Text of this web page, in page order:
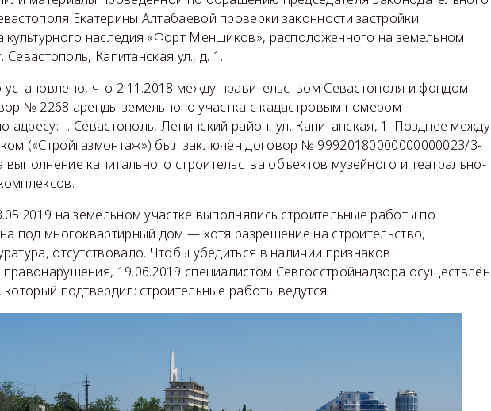
Екатерины Алтабаевой проверки законности застройки
культурного наследия «Форт Меншиков», расположенного на земельном
Севастополь, Капитанская ул., д. 1.
что 2.11.2018 между правительством Севастополя и фондом
№ 2268 аренды земельного участка с кадастровым номером
адресу: г. Севастополь, Ленинский район, ул. Капитанская, 1. Позднее между
(«Стройгазмонтаж») был заключён договор № 99920180000000000023/3-
капитального строительства объектов музейного и театрально-
на земельном участке выполнялись строительные работы по
под многоквартирный дом — хотя разрешение на строительство,
отсутствовало. Чтобы убедиться в наличии признаков
19.06.2019 специалистом Севгосстройнадзора осуществлён
подтвердил: строительные работы ведутся.